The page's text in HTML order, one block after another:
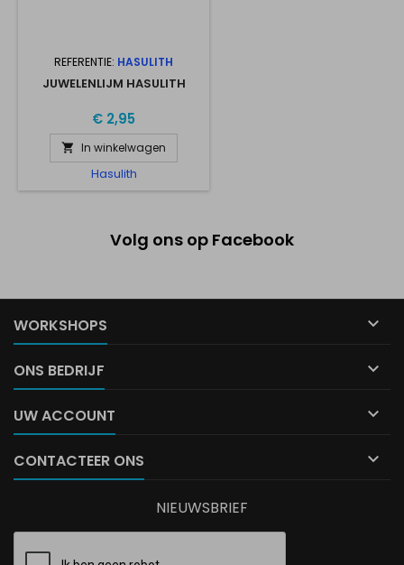
REFERENTIE: HASULITH
JUWELENLIJM HASULITH
€ 2,95
 In winkelwagen
Hasulith
Volg ons op Facebook
WORKSHOPS 
ONS BEDRIJF 
UW ACCOUNT 
CONTACTEER ONS 
NIEUWSBRIEF